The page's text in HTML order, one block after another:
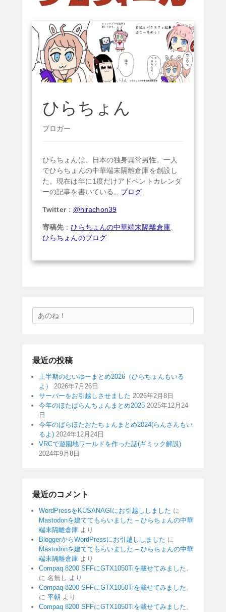
ひらちょん
ブロガー
ひらちょんは、日本の独身異常男性。一人
でひらちょんの中華端末隔離倉庫を創設し
た。現在は年に1度だけアドベントカレンダ
ーの記事を書いている。 ブログ
Twitter： @hirachon39
寄稿先 ：ひらちょんの中華端末隔離倉庫、
ひらちょんのブログ
索
最近の投稿
上半期のむいゆーまとめ2026（ひらちょんもいる
よ）
2026年7月26日
サーバーをお引越しさせました 2026年2月8日
今年のほたぱらんちょんまとめ2025 2025年12月24
日
今年のぱらほたおたちょんまとめ2024(らんさんもい
るよ) 2024年12月24日
VRCで遊園地ワールドを作った話(ギミック解説)
2024年9月8日
最近のコメント
WordPressをKUSANAGIにお引越ししました に
Mastodonを建ててもらいました – ひらちょんの中華
端末隔離倉庫 より
BloggerからWordPressにお引越ししました に
Mastodonを建ててもらいました – ひらちょんの中華
端末隔離倉庫 より
Compaq 8200 SFFにGTX1050Tiを載せてみました。
に 名無し より
Compaq 8200 SFFにGTX1050Tiを載せてみました。
に 平朝 より
Compaq 8200 SFFにGTX1050Tiを載せてみました。